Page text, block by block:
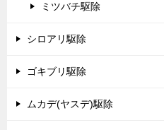
ミツバチ駆除
シロアリ駆除
ゴキブリ駆除
ムカデ(ヤスデ)駆除